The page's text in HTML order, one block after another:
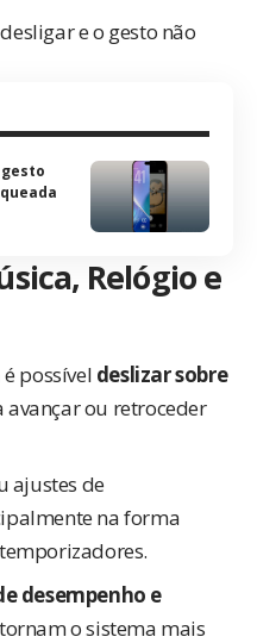
e o gesto não
Relógio e
possível deslizar sobre
avançar ou retroceder
ajustes de
na forma
desempenho e
tornam o sistema mais